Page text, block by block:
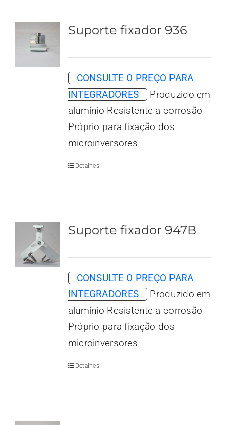
Suporte fixador 936
CONSULTE O PREÇO PARA
INTEGRADORES
Produzido em
alumínio Resistente a corrosão
Próprio para fixação dos
microinversores
Detalhes
Suporte fixador 947B
CONSULTE O PREÇO PARA
INTEGRADORES
Produzido em
alumínio Resistente a corrosão
Próprio para fixação dos
microinversores
Detalhes